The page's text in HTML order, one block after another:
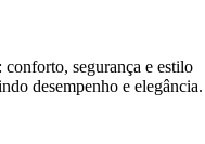
segurança e estilo
desempenho e elegância.